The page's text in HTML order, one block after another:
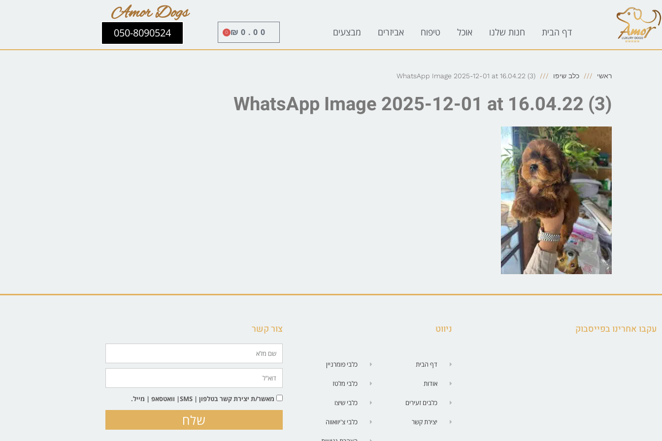
דף הבית חנות שלנו אוכל טיפוח אביזרים מבצעים ₪0.00
0
Amor Dogs
050-8090524
ראשי כלב שיפו WhatsApp Image 2025-12-01 at 16.04.22 (3)
WhatsApp Image 2025-12-01 at 16.04.22 (3)
עקבו אחרינו בפייסבוק ניווט
דף הבית
אודות
כלבים זעירים
יצירת קשר
כלבי פומרניין
כלבי מלטז
כלבי שיצו
כלבי צ'יוואווה
צור קשר
מאשר/ת יצירת קשר בטלפון | SMS| וואטסאפ | מייל.
שלח